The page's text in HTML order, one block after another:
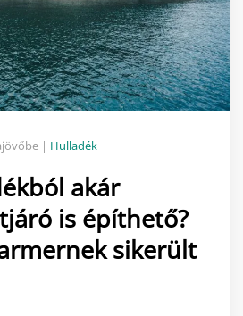
| Hulladék
akár
is építhető?
sikerült